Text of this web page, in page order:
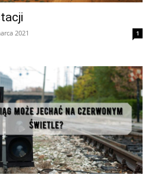
2021 1